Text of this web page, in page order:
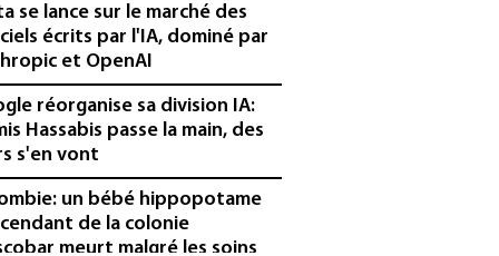
se lance sur le marché des
écrits par l'IA, dominé par
et OpenAI
réorganise sa division IA:
Hassabis passe la main, des
s'en vont
un bébé hippopotame
de la colonie
meurt malgré les soins